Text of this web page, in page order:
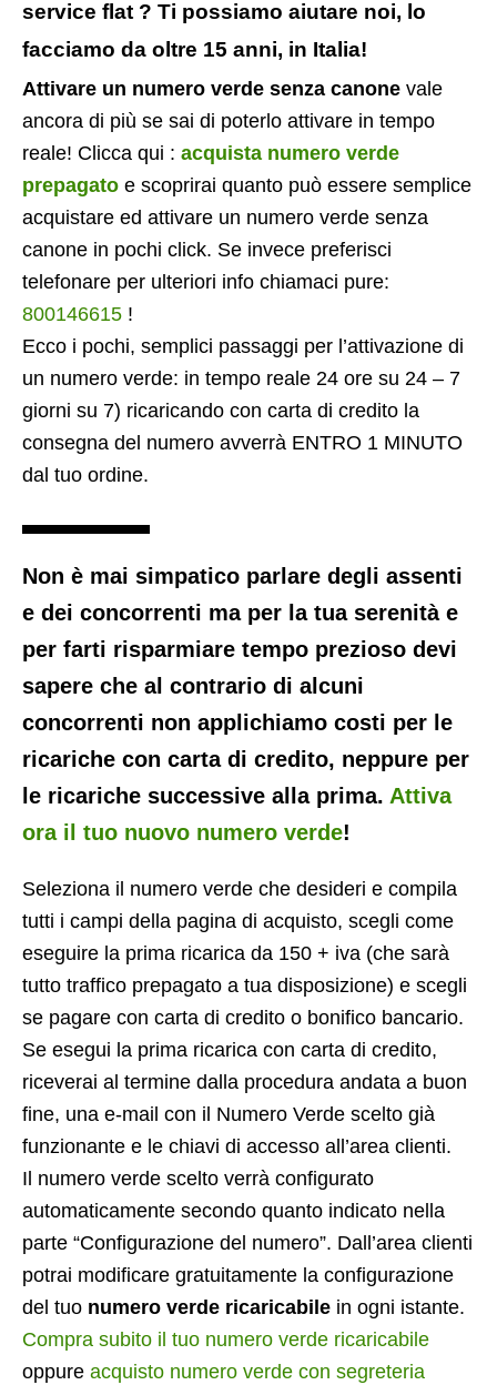
service flat ? Ti possiamo aiutare noi, lo
facciamo da oltre 15 anni, in Italia!
Attivare un numero verde senza canone vale
ancora di più se sai di poterlo attivare in tempo
reale! Clicca qui : acquista numero verde
prepagato e scoprirai quanto può essere semplice
acquistare ed attivare un numero verde senza
canone in pochi click. Se invece preferisci
telefonare per ulteriori info chiamaci pure:
800146615 !
Ecco i pochi, semplici passaggi per l’attivazione di
un numero verde: in tempo reale 24 ore su 24 – 7
giorni su 7) ricaricando con carta di credito la
consegna del numero avverrà ENTRO 1 MINUTO
dal tuo ordine.
Non è mai simpatico parlare degli assenti
e dei concorrenti ma per la tua serenità e
per farti risparmiare tempo prezioso devi
sapere che al contrario di alcuni
concorrenti non applichiamo costi per le
ricariche con carta di credito, neppure per
le ricariche successive alla prima. Attiva
ora il tuo nuovo numero verde!
Seleziona il numero verde che desideri e compila
tutti i campi della pagina di acquisto, scegli come
eseguire la prima ricarica da 150 + iva (che sarà
tutto traffico prepagato a tua disposizione) e scegli
se pagare con carta di credito o bonifico bancario.
Se esegui la prima ricarica con carta di credito,
riceverai al termine dalla procedura andata a buon
fine, una e-mail con il Numero Verde scelto già
funzionante e le chiavi di accesso all’area clienti.
Il numero verde scelto verrà configurato
automaticamente secondo quanto indicato nella
parte “Configurazione del numero”. Dall’area clienti
potrai modificare gratuitamente la configurazione
del tuo numero verde ricaricabile in ogni istante.
Compra subito il tuo numero verde ricaricabile
oppure acquisto numero verde con segreteria